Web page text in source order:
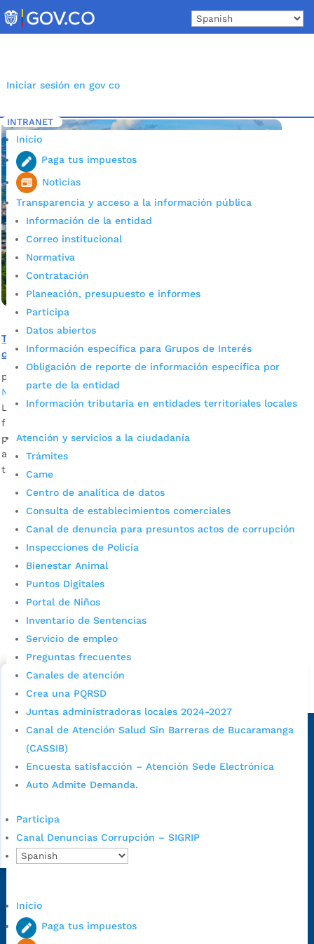
to
content
Iniciar sesión en gov co
INTRANET
Inicio
Paga tus impuestos
Noticias
Transparencia y acceso a la información pública
Información de la entidad
Correo institucional
Normativa
Contratación
Planeación, presupuesto e informes
Participa
Datos abiertos
Información específica para Grupos de Interés
Obligación de reporte de información específica por
parte de la entidad
Información tributaria en entidades territoriales locales
Atención y servicios a la ciudadanía
Trámites
Came
Centro de analítica de datos
Consulta de establecimientos comerciales
Canal de denuncia para presuntos actos de corrupción
Inspecciones de Policía
Bienestar Animal
Puntos Digitales
Portal de Niños
Inventario de Sentencias
Servicio de empleo
Preguntas frecuentes
Canales de atención
Crea una PQRSD
Juntas administradoras locales 2024-2027
Canal de Atención Salud Sin Barreras de Bucaramanga
(CASSIB)
Encuesta satisfacción – Atención Sede Electrónica
Auto Admite Demanda.
Participa
Canal Denuncias Corrupción – SIGRIP
Inicio
Paga tus impuestos
Inicio 5 Etiqueta: éxito procesal
Tasa de éxito procesal de la Alcaldía de Bucaramanga es
del 85%
por
Noticias
La tasa de éxito procesal es el índice que mide la
favorabilidad en las sentencias ejecutoriadas de los
procesos judiciales administrativos, civiles, laborales y las
acciones de cumplimiento en la administración municipal. A
través de su informe de gestión semestral,...
Cupos Escolares Bucaramanga 2022
Consulta aqui los pasos para inscribirse y solicitar un
cupo escolar en los colegios oficiales de
Bucaramanga.
Alcaldía de Bucaramanga
Dirección Fase II:Carrera 11 # 34-52, Bucaramanga, Santander,